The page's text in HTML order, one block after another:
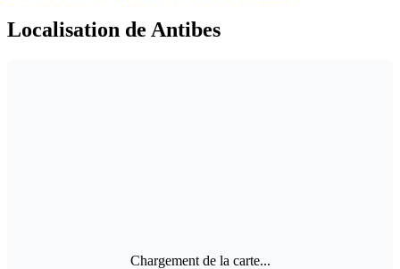
Localisation de Antibes
Chargement de la carte...